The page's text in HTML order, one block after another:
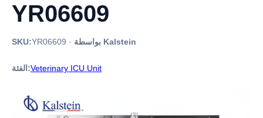
YR06609
SKU:YR06609 · بواسطة Kalstein
الفئة:Veterinary ICU Unit